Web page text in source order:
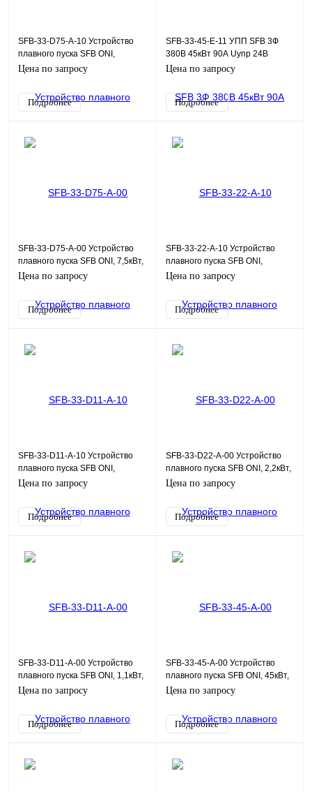
SFB-33-D75-A-10 Устройство
плавного пуска SFB ONI,
Modbus, 7,5кВт, 380В, 110-
Цена по запросу
Подробнее
SFB-33-45-E-11 УПП SFB 3Ф
380В 45кВт 90А Uупр 24В
Modbus с выкл. ONI
Цена по запросу
Подробнее
SFB-33-D75-A-00 Устройство
плавного пуска SFB ONI, 7,5кВт,
380В, 110-220Uупр
Цена по запросу
Подробнее
SFB-33-22-A-10 Устройство
плавного пуска SFB ONI,
Modbus, 22кВт, 380В, 110-
Цена по запросу
Подробнее
SFB-33-D11-A-10 Устройство
плавного пуска SFB ONI,
Modbus, 1,1кВт, 380В, 110-
Цена по запросу
Подробнее
SFB-33-D22-A-00 Устройство
плавного пуска SFB ONI, 2,2кВт,
380В, 110-220Uупр
Цена по запросу
Подробнее
SFB-33-D11-A-00 Устройство
плавного пуска SFB ONI, 1,1кВт,
380В, 110-220Uупр
Цена по запросу
Подробнее
SFB-33-45-A-00 Устройство
плавного пуска SFB ONI, 45кВт,
380В, 110-220Uупр
Цена по запросу
Подробнее